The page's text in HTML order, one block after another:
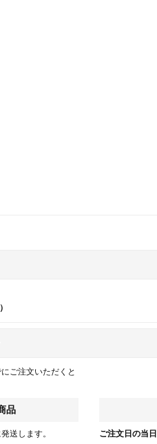
ご注文いただくと
品
送します。 ご注文日の当日